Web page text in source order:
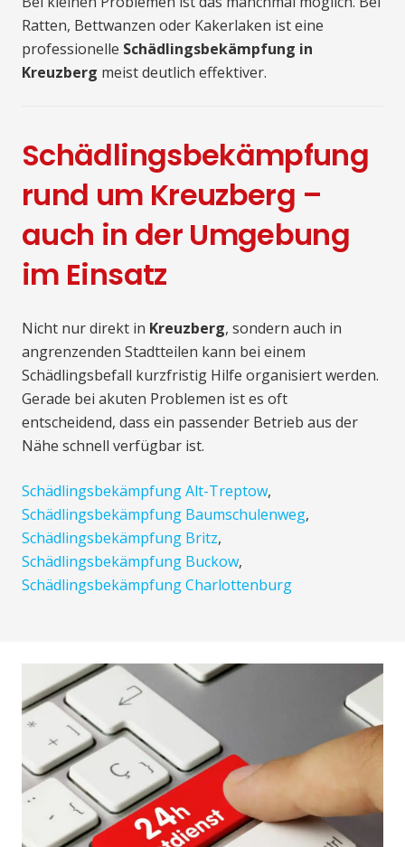
Ratten, Bettwanzen oder Kakerlaken ist eine
professionelle Schädlingsbekämpfung in
Kreuzberg meist deutlich effektiver.
Schädlingsbekämpfung
rund um Kreuzberg –
auch in der Umgebung
im Einsatz
Nicht nur direkt in Kreuzberg, sondern auch in
angrenzenden Stadtteilen kann bei einem
Schädlingsbefall kurzfristig Hilfe organisiert werden.
Gerade bei akuten Problemen ist es oft
entscheidend, dass ein passender Betrieb aus der
Nähe schnell verfügbar ist.
Schädlingsbekämpfung Alt-Treptow,
Schädlingsbekämpfung Baumschulenweg,
Schädlingsbekämpfung Britz,
Schädlingsbekämpfung Buckow,
Schädlingsbekämpfung Charlottenburg